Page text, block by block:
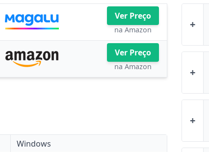
Ver Preço
na Amazon
Ver Preço
na Amazon
Windows
+
+
+